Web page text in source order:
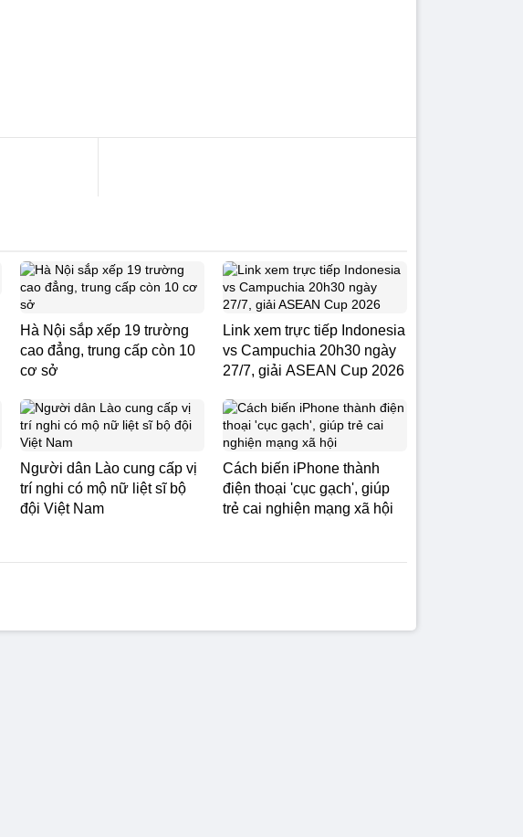
Hà Nội sắp xếp 19 trường
cao đẳng, trung cấp còn 10
cơ sở
Link xem trực tiếp Indonesia
vs Campuchia 20h30 ngày
27/7, giải ASEAN Cup 2026
Người dân Lào cung cấp vị
trí nghi có mộ nữ liệt sĩ bộ
đội Việt Nam
Cách biến iPhone thành
điện thoại 'cục gạch', giúp
trẻ cai nghiện mạng xã hội